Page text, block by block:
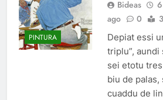
PINTURA
Bideas
ago
0
Depiat essi
triplu”,
sei etotu
biu de palas,
cuaddu de